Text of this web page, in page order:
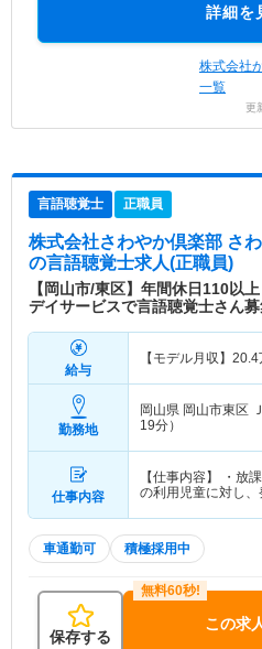
詳細を
株式会社
一覧
更
言語聴覚士 正職員
株式会社さわやか倶楽部 さ
の言語聴覚士求人(正職員)
【岡山市/東区】年間休日110以
デイサービスで言語聴覚士さん募
給与
【モデル月収】 20.4
勤務地
岡山県 岡山市東区
19分）
仕事内容
【仕事内容】 ・放
の利用児童に対し
車通勤可 積極採用中
保存する
この求